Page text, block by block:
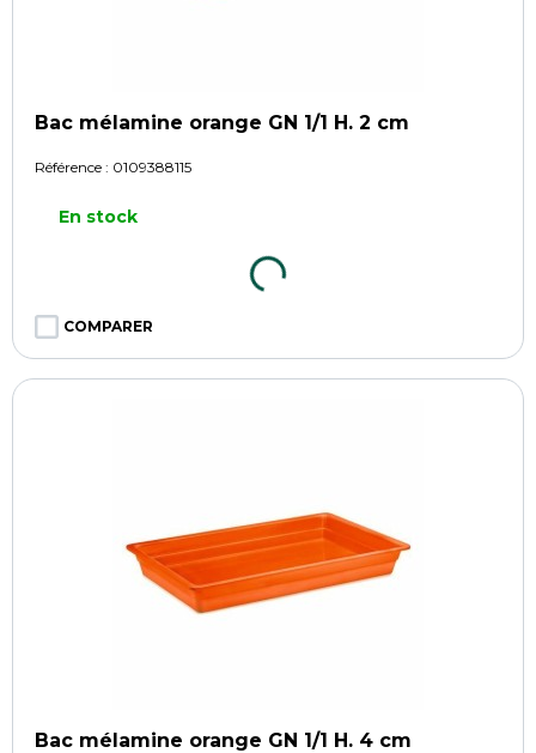
Bac mélamine orange GN 1/1 H. 2 cm
Référence : 0109388115
En stock
COMPARER
Bac mélamine orange GN 1/1 H. 4 cm